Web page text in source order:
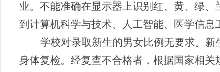
业。不能准确在显示器上识别红、黄、绿
到计算机科学与技术、
人工智能、医学信
学校对录取新生的男女比例无要求。
身体复检。经复查不合格者，根据国家相